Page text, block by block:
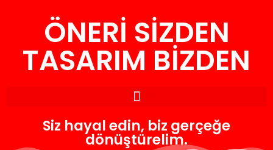
ÖNERİ SİZDEN
TASARIM BİZDEN
Siz hayal edin, biz gerçeğe
dönüştürelim.